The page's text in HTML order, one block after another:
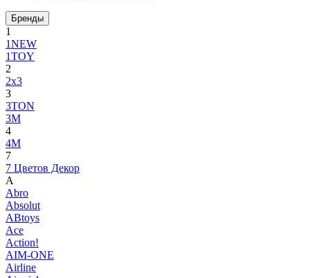
Бренды
1
1NEW
1TOY
2
2x3
3
3TON
3М
4
4M
7
7 Цветов Декор
A
Abro
Absolut
ABtoys
Ace
Action!
AIM-ONE
Airline